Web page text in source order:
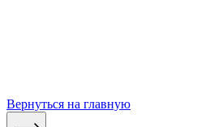
Вернуться на главную